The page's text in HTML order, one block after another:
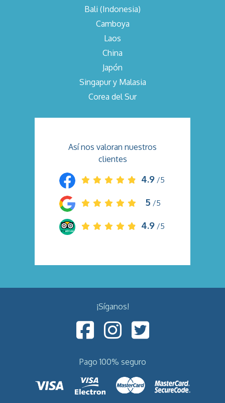
Bali (Indonesia)
Camboya
Laos
China
Japón
Singapur y Malasia
Corea del Sur
Así nos valoran nuestros
clientes
4.9 /5
5 /5
4.9 /5
¡Síganos!
Pago 100% seguro